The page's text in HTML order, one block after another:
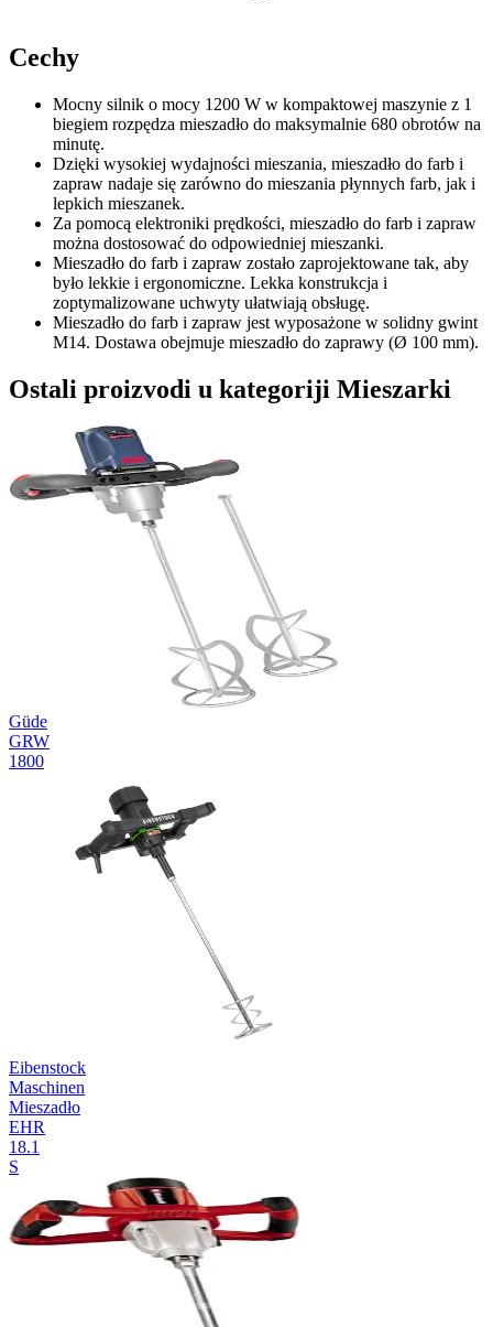
Cechy
Mocny silnik o mocy 1200 W w kompaktowej maszynie z 1
biegiem rozpędza mieszadło do maksymalnie 680 obrotów na
minutę.
Dzięki wysokiej wydajności mieszania, mieszadło do farb i
zapraw nadaje się zarówno do mieszania płynnych farb, jak i
lepkich mieszanek.
Za pomocą elektroniki prędkości, mieszadło do farb i zapraw
można dostosować do odpowiedniej mieszanki.
Mieszadło do farb i zapraw zostało zaprojektowane tak, aby
było lekkie i ergonomiczne. Lekka konstrukcja i
zoptymalizowane uchwyty ułatwiają obsługę.
Mieszadło do farb i zapraw jest wyposażone w solidny gwint
M14. Dostawa obejmuje mieszadło do zaprawy (Ø 100 mm).
Ostali proizvodi u kategoriji Mieszarki
Güde
GRW
1800
Eibenstock
Maschinen
Mieszadło
EHR
18.1
S